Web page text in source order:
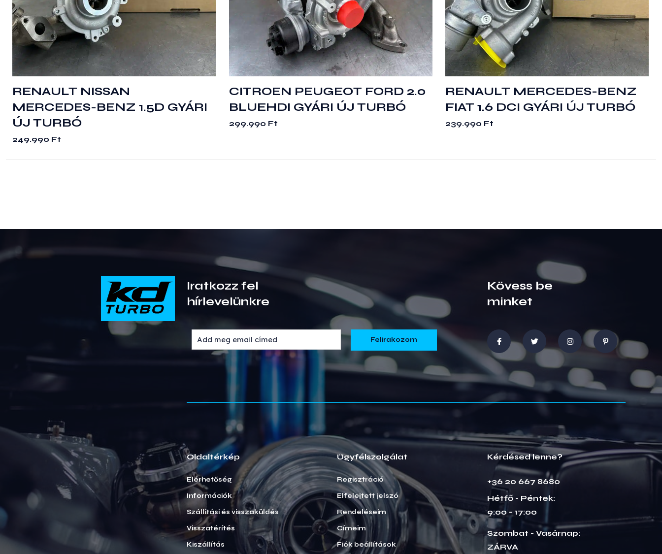
RENAULT NISSAN
MERCEDES-BENZ 1.5D GYÁRI
ÚJ TURBÓ
249.990 Ft
CITROEN PEUGEOT FORD 2.0
BLUEHDI GYÁRI ÚJ TURBÓ
299.990 Ft
RENAULT MERCEDES-BENZ
FIAT 1.6 DCI GYÁRI ÚJ TURBÓ
239.990 Ft
Iratkozz fel
hírlevelünkre
Kövess be
minket
Oldaltérkép
Elérhetőség
Információk
Szállítási és visszaküldés
Visszatérítés
Kiszállítás
Ügyfélszolgálat
Regisztráció
Elfelejtett jelszó
Rendeléseim
Címeim
Fiók beállítások
Kérdésed lenne?
+36 20 667 8680
Hétfő - Péntek:
9:00 - 17:00
Szombat - Vasárnap:
ZÁRVA